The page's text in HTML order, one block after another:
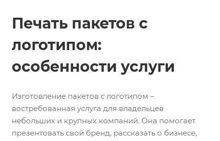
Печать пакетов с
логотипом:
особенности услуги
Изготовление пакетов с логотипом –
востребованная услуга для владельцев
небольших и крупных компаний. Она помогает
презентовать свой бренд, рассказать о бизнесе,